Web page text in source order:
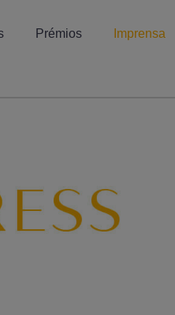
Prémios Imprensa